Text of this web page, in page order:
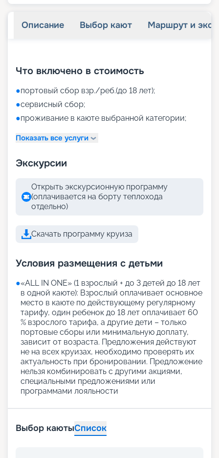
Описание Выбор кают Маршрут и
Что включено в стоимость
●портовый сбор взр./реб.(до 18 лет);
●сервисный сбор;
●проживание в каюте выбранной категории;
Показать все услуги
Экскурсии
Открыть экскурсионную программу
(оплачивается на борту теплохода
отдельно)
Скачать программу круиза
Условия размещения с детьми
●«АLL IN ONE» (1 взрослый + до 3 детей до 18 лет
в одной каюте): Взрослый оплачивает основное
место в каюте по действующему регулярному
тарифу, один ребенок до 18 лет оплачивает 60
% взрослого тарифа, а другие дети – только
портовые сборы или минимальную доплату,
зависит от возраста. Предложения действуют
не на всех круизах, необходимо проверять их
актуальность при бронировании. Предложение
нельзя комбинировать с другими акциями,
специальными предложениями или
программами лояльности
Выбор каютыСписок